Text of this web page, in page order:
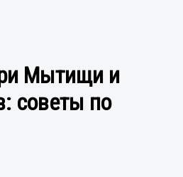
Мытищи и
советы по